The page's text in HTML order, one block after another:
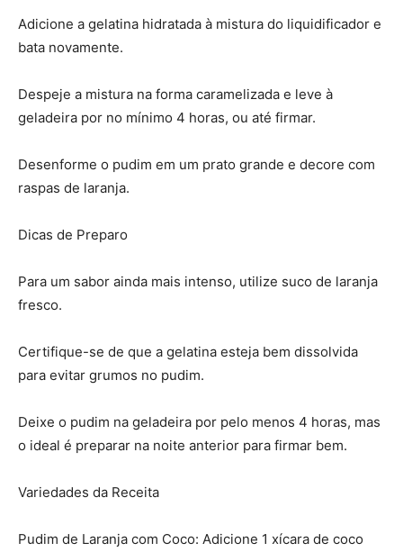
Adicione a gelatina hidratada à mistura do liquidificador e
bata novamente.
Despeje a mistura na forma caramelizada e leve à
geladeira por no mínimo 4 horas, ou até firmar.
Desenforme o pudim em um prato grande e decore com
raspas de laranja.
Dicas de Preparo
Para um sabor ainda mais intenso, utilize suco de laranja
fresco.
Certifique-se de que a gelatina esteja bem dissolvida
para evitar grumos no pudim.
Deixe o pudim na geladeira por pelo menos 4 horas, mas
o ideal é preparar na noite anterior para firmar bem.
Variedades da Receita
Pudim de Laranja com Coco: Adicione 1 xícara de coco